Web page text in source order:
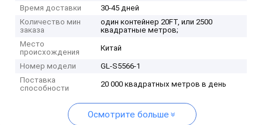
Время доставки
30-45 дней
Количество мин
заказа
один контейнер 20FT, или 2500
квадратные метров;
Место
происхождения
Китай
Номер модели
GL-S5566-1
Поставка
способности
20 000 квадратных метров в день
Осмотрите больше